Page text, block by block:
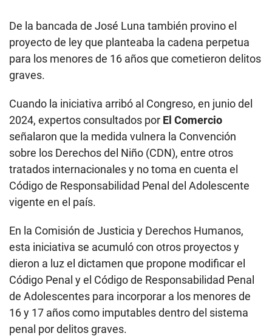
De la bancada de José Luna también provino el
proyecto de ley que planteaba la cadena perpetua
para los menores de 16 años que cometieron delitos
graves.
Cuando la iniciativa arribó al Congreso, en junio del
2024, expertos consultados por El Comercio
señalaron que la medida vulnera la Convención
sobre los Derechos del Niño (CDN), entre otros
tratados internacionales y no toma en cuenta el
Código de Responsabilidad Penal del Adolescente
vigente en el país.
En la Comisión de Justicia y Derechos Humanos,
esta iniciativa se acumuló con otros proyectos y
dieron a luz el dictamen que propone modificar el
Código Penal y el Código de Responsabilidad Penal
de Adolescentes para incorporar a los menores de
16 y 17 años como imputables dentro del sistema
penal por delitos graves.